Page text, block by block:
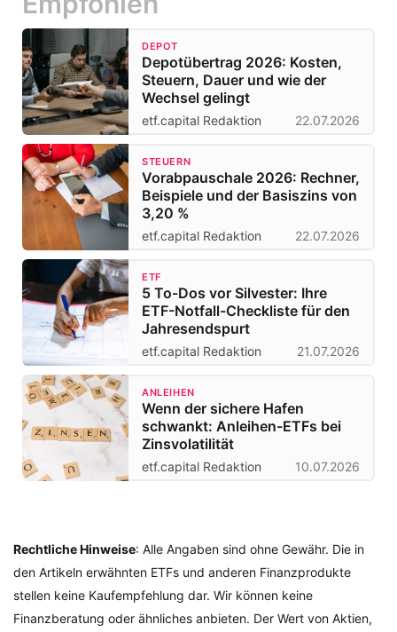
DEPOT
Depotübertrag 2026: Kosten,
Steuern, Dauer und wie der
Wechsel gelingt
etf.capital Redaktion 22.07.2026
STEUERN
Vorabpauschale 2026: Rechner,
Beispiele und der Basiszins von
3,20 %
etf.capital Redaktion 22.07.2026
ETF
5 To-Dos vor Silvester: Ihre
ETF-Notfall-Checkliste für den
Jahresendspurt
etf.capital Redaktion 21.07.2026
ANLEIHEN
Wenn der sichere Hafen
schwankt: Anleihen-ETFs bei
Zinsvolatilität
etf.capital Redaktion 10.07.2026
Rechtliche Hinweise: Alle Angaben sind ohne Gewähr. Die in
den Artikeln erwähnten ETFs und anderen Finanzprodukte
stellen keine Kaufempfehlung dar. Wir können keine
Finanzberatung oder ähnliches anbieten. Der Wert von Aktien,